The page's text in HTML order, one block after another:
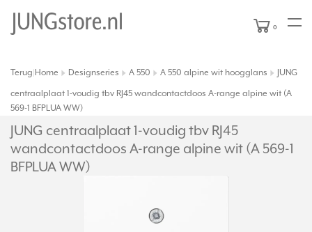
0
Terug Home Designseries A 550 A 550 alpine wit hoogglans JUNG
centraalplaat 1-voudig tbv RJ45 wandcontactdoos A-range alpine wit (A
569-1 BFPLUA WW)
JUNG centraalplaat 1-voudig tbv RJ45
wandcontactdoos A-range alpine wit (A 569-1
BFPLUA WW)